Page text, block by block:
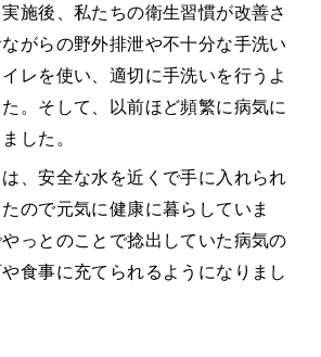
施後、私たちの衛生習慣が改善さ
がらの野外排泄や不十分な手洗い
レを使い、適切に手洗いを行うよ
。そして、以前ほど頻繁に病気に
した。
、安全な水を近くで手に入れられ
ので元気に健康に暮らしていま
っとのことで捻出していた病気の
食事に充てられるようになりまし